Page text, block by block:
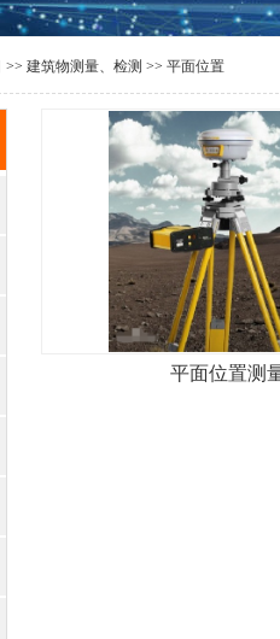
>> 建筑物测量、检测 >> 平面位置
平面位置测